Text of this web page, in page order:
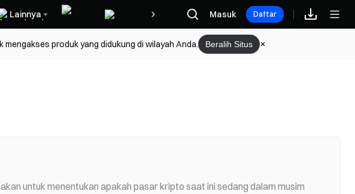
Lainnya HadiahMasuk Daftar
produk yang didukung di wilayah Anda. Beralih Situs
untuk menentukan apakah pasar kripto saat ini sedang dalam musim